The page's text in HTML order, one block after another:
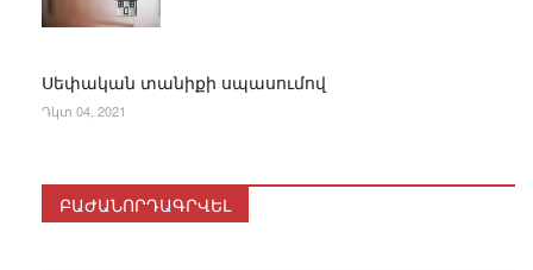
Սեփական տանիքի սպասումով
Դկտ 04, 2021
ԲԱԺԱՆՈՐԴԱԳՐՎԵԼ